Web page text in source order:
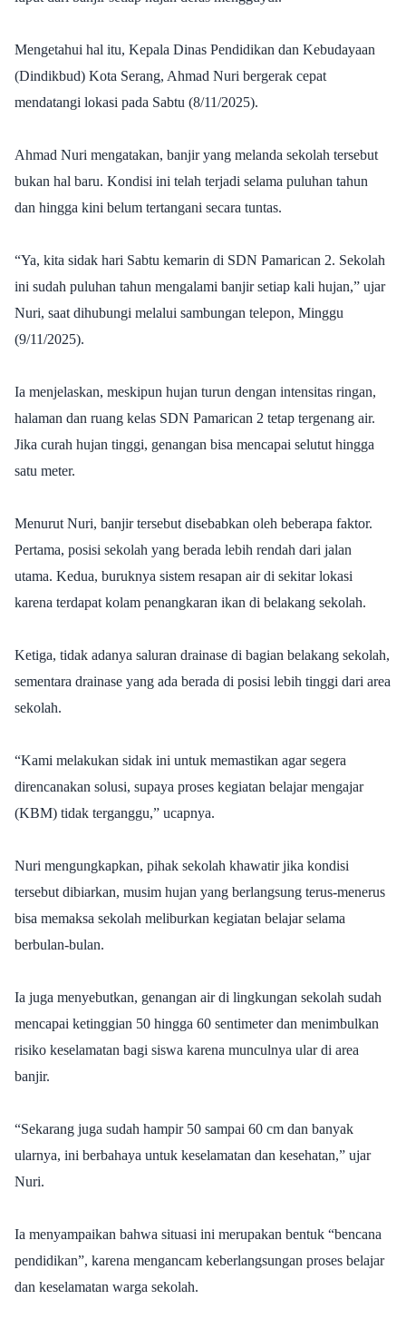
Mengetahui hal itu, Kepala Dinas Pendidikan dan Kebudayaan
(Dindikbud) Kota Serang, Ahmad Nuri bergerak cepat
mendatangi lokasi pada Sabtu (8/11/2025).
Ahmad Nuri mengatakan, banjir yang melanda sekolah tersebut
bukan hal baru. Kondisi ini telah terjadi selama puluhan tahun
dan hingga kini belum tertangani secara tuntas.
“Ya, kita sidak hari Sabtu kemarin di SDN Pamarican 2. Sekolah
ini sudah puluhan tahun mengalami banjir setiap kali hujan,” ujar
Nuri, saat dihubungi melalui sambungan telepon, Minggu
(9/11/2025).
Ia menjelaskan, meskipun hujan turun dengan intensitas ringan,
halaman dan ruang kelas SDN Pamarican 2 tetap tergenang air.
Jika curah hujan tinggi, genangan bisa mencapai selutut hingga
satu meter.
Menurut Nuri, banjir tersebut disebabkan oleh beberapa faktor.
Pertama, posisi sekolah yang berada lebih rendah dari jalan
utama. Kedua, buruknya sistem resapan air di sekitar lokasi
karena terdapat kolam penangkaran ikan di belakang sekolah.
Ketiga, tidak adanya saluran drainase di bagian belakang sekolah,
sementara drainase yang ada berada di posisi lebih tinggi dari area
sekolah.
“Kami melakukan sidak ini untuk memastikan agar segera
direncanakan solusi, supaya proses kegiatan belajar mengajar
(KBM) tidak terganggu,” ucapnya.
Nuri mengungkapkan, pihak sekolah khawatir jika kondisi
tersebut dibiarkan, musim hujan yang berlangsung terus-menerus
bisa memaksa sekolah meliburkan kegiatan belajar selama
berbulan-bulan.
Ia juga menyebutkan, genangan air di lingkungan sekolah sudah
mencapai ketinggian 50 hingga 60 sentimeter dan menimbulkan
risiko keselamatan bagi siswa karena munculnya ular di area
banjir.
“Sekarang juga sudah hampir 50 sampai 60 cm dan banyak
ularnya, ini berbahaya untuk keselamatan dan kesehatan,” ujar
Nuri.
Ia menyampaikan bahwa situasi ini merupakan bentuk “bencana
pendidikan”, karena mengancam keberlangsungan proses belajar
dan keselamatan warga sekolah.